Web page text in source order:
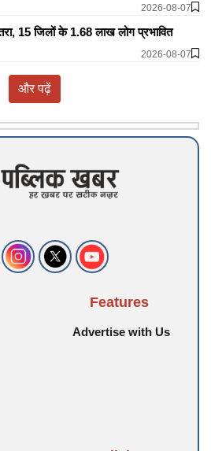
2026-08-07
15 जिलों के 1.68 लाख लोग प्रभावित
2026-08-07
और पढ़ें
Features
Advertise with Us